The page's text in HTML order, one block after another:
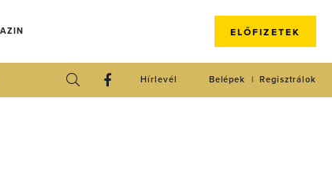
ELŐFIZETEK
Regisztrálok
Belépek
Hírlevél